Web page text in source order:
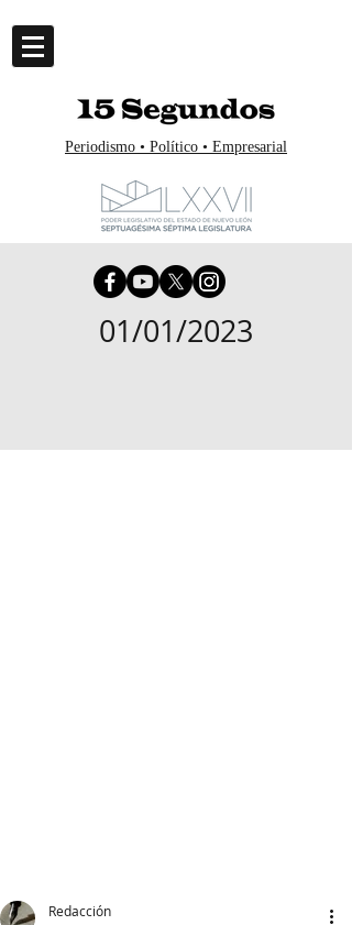
Periodismo • Político • Empresarial
01/01/2023
Redacción